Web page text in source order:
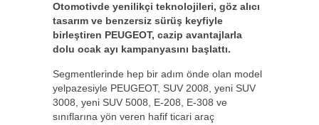
Otomotivde yenilikçi teknolojileri, göz alıcı
tasarım ve benzersiz sürüş keyfiyle
birleştiren PEUGEOT, cazip avantajlarla
dolu ocak ayı kampanyasını başlattı.
Segmentlerinde hep bir adım önde olan model
yelpazesiyle PEUGEOT, SUV 2008, yeni SUV
3008, yeni SUV 5008, E-208, E-308 ve
sınıflarına yön veren hafif ticari araç